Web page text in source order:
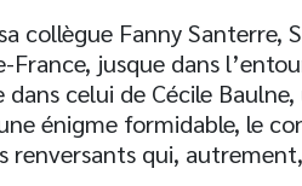
collègue Fanny Santerre,
France, jusque dans
dans celui de Cécile
énigme formidable, le
renversants qui,